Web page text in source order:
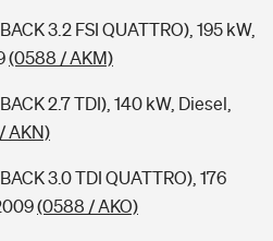
3.2 FSI QUATTRO), 195 kW,
(0588 / AKM)
2.7 TDI), 140 kW, Diesel,
AKN)
3.0 TDI QUATTRO), 176
(0588 / AKO)